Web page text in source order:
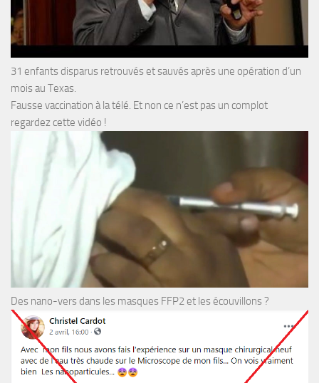
31 enfants disparus retrouvés et sauvés après une opération d’un
mois au Texas.
Fausse vaccination à la télé. Et non ce n’est pas un complot
regardez cette vidéo !
Des nano-vers dans les masques FFP2 et les écouvillons ?